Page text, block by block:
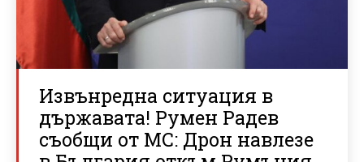
Извънредна ситуация в
държавата! Румен Радев
съобщи от МС: Дрон навлезе